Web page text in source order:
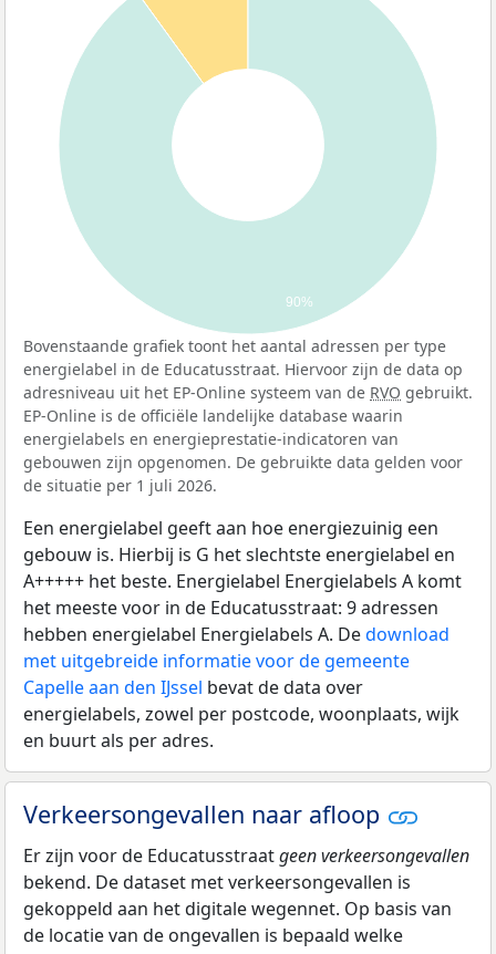
90%
Bovenstaande grafiek toont het aantal adressen per type
energielabel in de Educatusstraat. Hiervoor zijn de data op
adresniveau uit het EP-Online systeem van de RVO gebruikt.
EP-Online is de officiële landelijke database waarin
energielabels en energieprestatie-indicatoren van
gebouwen zijn opgenomen. De gebruikte data gelden voor
de situatie per 1 juli 2026.
Een energielabel geeft aan hoe energiezuinig een
gebouw is. Hierbij is G het slechtste energielabel en
A+++++ het beste. Energielabel Energielabels A komt
het meeste voor in de Educatusstraat: 9 adressen
hebben energielabel Energielabels A. Dedownload
met uitgebreide informatie voor de gemeente
Capelle aan den IJssel bevat de data over
energielabels, zowel per postcode, woonplaats, wijk
en buurt als per adres.
Verkeersongevallen naar afloop
Er zijn voor de Educatusstraatgeen verkeersongevallen
bekend. De dataset met verkeersongevallen is
gekoppeld aan het digitale wegennet. Op basis van
de locatie van de ongevallen is bepaald welke